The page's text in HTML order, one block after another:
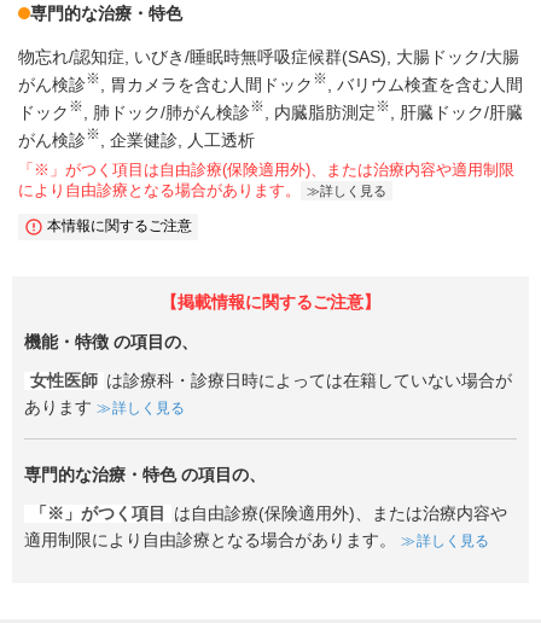
専門的な治療・特色
物忘れ/認知症 いびき/睡眠時無呼吸症候群(SAS)
大腸ドック/大腸
がん検診※ 胃カメラを含む人間ドック ※
バリウム検査を含む人間
ドック ※ 肺ドック/肺がん検診※ 内臓脂肪測定※
肝臓ドック/肝臓
がん検診※ 企業健診 人工透析
「※」がつく項目は自由診療(保険適用外)、または治療内容や適用制限
により自由診療となる場合があります。
詳しく見る
本情報に関するご注意
【掲載情報に関するご注意】
機能・特徴 の項目の、
女性医師 は診療科・診療日時によっては在籍していない場合が
あります
詳しく見る
専門的な治療・特色の項目の、
「※」がつく項目
は自由診療(保険適用外)、または治療内容や
適用制限により自由診療となる場合があります。
詳しく見る